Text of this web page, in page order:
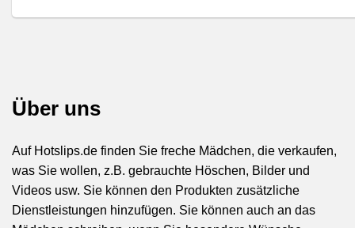
Über uns
Auf Hotslips.de finden Sie freche Mädchen, die verkaufen,
was Sie wollen, z.B. gebrauchte Höschen, Bilder und
Videos usw. Sie können den Produkten zusätzliche
Dienstleistungen hinzufügen. Sie können auch an das